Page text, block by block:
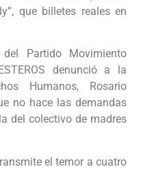
que billetes reales en
del Partido Movimiento
denunció a la
Humanos, Rosario
no hace las demandas
del colectivo de madres
el temor a cuatro